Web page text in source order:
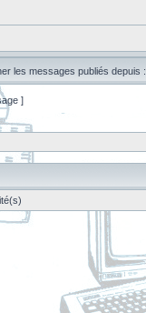
les messages publiés depuis :
]